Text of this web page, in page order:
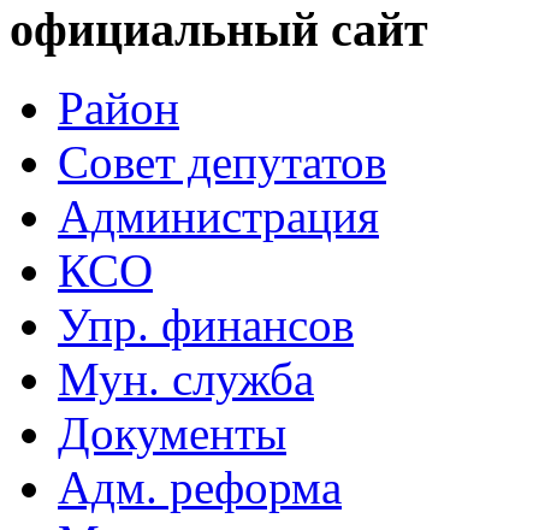
официальный сайт
Район
Совет депутатов
Администрация
КСО
Упр. финансов
Мун. служба
Документы
Адм. реформа